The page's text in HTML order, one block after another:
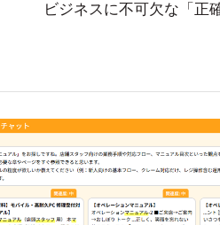
ビジネスに不可欠な「正